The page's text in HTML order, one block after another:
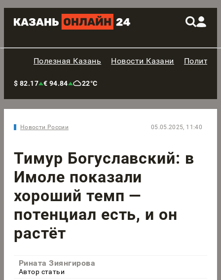
Полезная Казань Новости Казани
$ 82.17 € 94.84 22°C
Новости России 05.05.2025, 11:40
Тимур Богуславский: в
Имоле показали
хороший темп —
потенциал есть, и он
растёт
Рината Зиянгирова
Автор статьи